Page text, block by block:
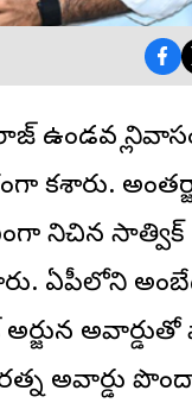
ఉండవల్లి
కలిశారు.
నిలిచిన సాత్విక్
ఏపీలోని
అవార్డుతో
అవార్డు